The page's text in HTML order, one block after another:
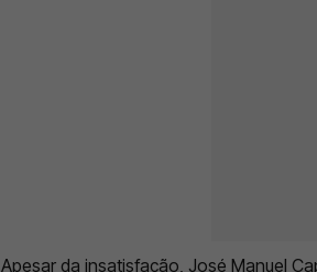
Apesar da insatisfação, José Manuel